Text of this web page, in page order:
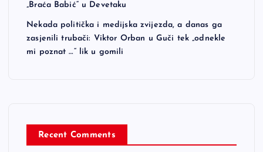
„Braća Babić“ u Devetaku
Nekada politička i medijska zvijezda, a danas ga
zasjenili trubači: Viktor Orban u Guči tek „odnekle
mi poznat …“ lik u gomili
Recent Comments